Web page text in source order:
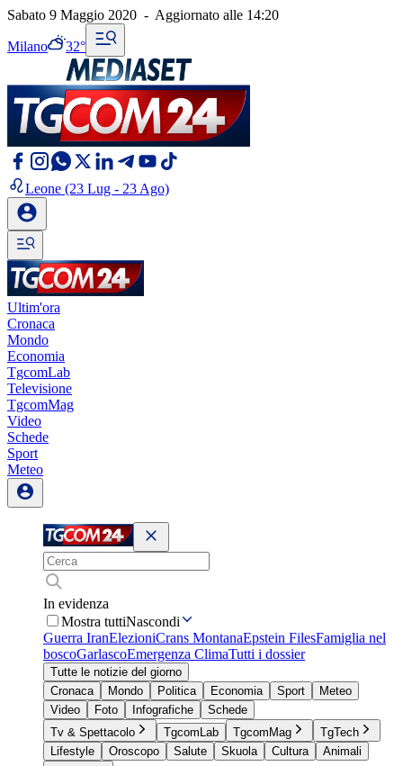
Sabato 9 Maggio 2020 - Aggiornato alle 14:20
Milano 32°
Leone (23 Lug - 23 Ago)
Ultim'ora
Cronaca
Mondo
Economia
TgcomLab
Televisione
TgcomMag
Video
Schede
Sport
Meteo
In evidenza
Mostra tuttiNascondi
Guerra IranElezioniCrans MontanaEpstein FilesFamiglia nel
boscoGarlascoEmergenza ClimaTutti i dossier
Tutte le notizie del giorno
Cronaca
Mondo Politica Economia Sport
Meteo
Video
Foto Infografiche
Schede
Tv & Spettacolo
TgcomLab TgcomMag
TgTech
Lifestyle
Oroscopo Salute Skuola Cultura
Animali